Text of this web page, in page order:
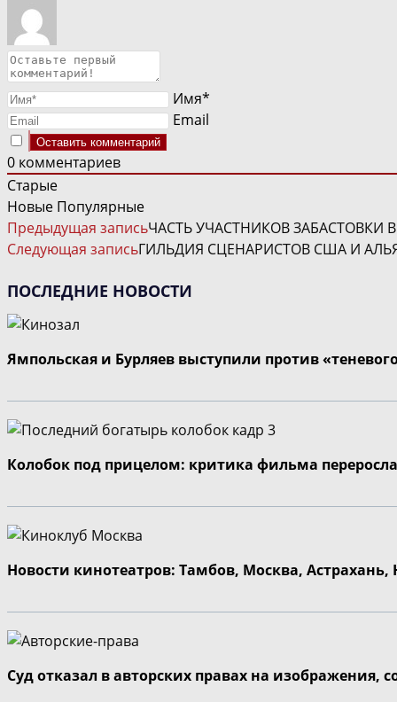
Имя*
Email
0 комментариев
Старые
Новые Популярные
ЧИТАТЬ
ДАЛЕЕ
СТАТЬИ
Предыдущая записьЧАСТЬ УЧАСТНИКОВ
Следующая записьГИЛЬДИЯ СЦЕНАРИСТОВ США И
ПОСЛЕДНИЕ НОВОСТИ
Ямпольская и Бурляев выступили против
Колобок под прицелом: критика фильма
Новости кинотеатров: Тамбов, Москва,
Суд отказал в авторских правах на изображения,